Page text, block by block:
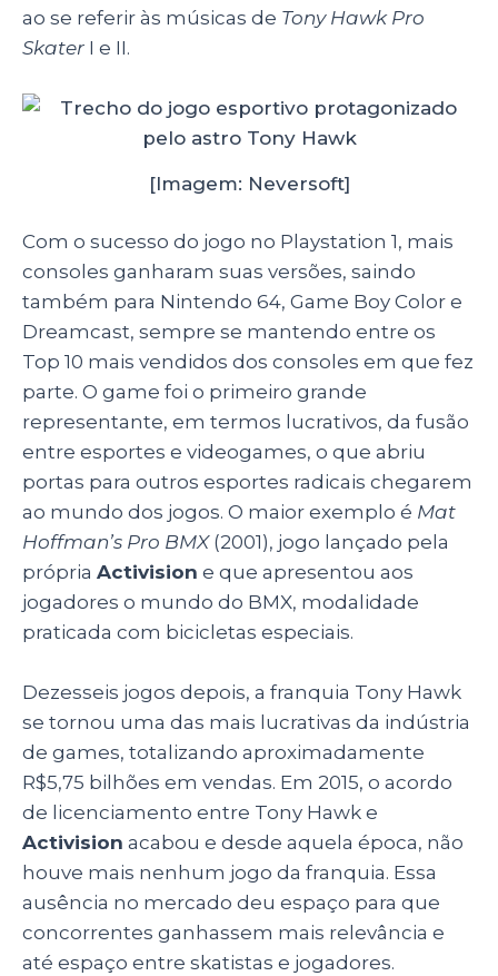
ao se referir às músicas de Tony Hawk Pro
Skater I e II.
[Imagem: Neversoft]
Com o sucesso do jogo no Playstation 1, mais
consoles ganharam suas versões, saindo
também para Nintendo 64, Game Boy Color e
Dreamcast, sempre se mantendo entre os
Top 10 mais vendidos dos consoles em que fez
parte. O game foi o primeiro grande
representante, em termos lucrativos, da fusão
entre esportes e videogames, o que abriu
portas para outros esportes radicais chegarem
ao mundo dos jogos. O maior exemplo é Mat
Hoffman’s Pro BMX (2001), jogo lançado pela
própria Activision e que apresentou aos
jogadores o mundo do BMX, modalidade
praticada com bicicletas especiais.
Dezesseis jogos depois, a franquia Tony Hawk
se tornou uma das mais lucrativas da indústria
de games, totalizando aproximadamente
R$5,75 bilhões em vendas. Em 2015, o acordo
de licenciamento entre Tony Hawk e
Activision acabou e desde aquela época, não
houve mais nenhum jogo da franquia. Essa
ausência no mercado deu espaço para que
concorrentes ganhassem mais relevância e
até espaço entre skatistas e jogadores.